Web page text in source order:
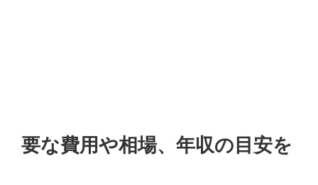
要な費用や相場、年収の目安を